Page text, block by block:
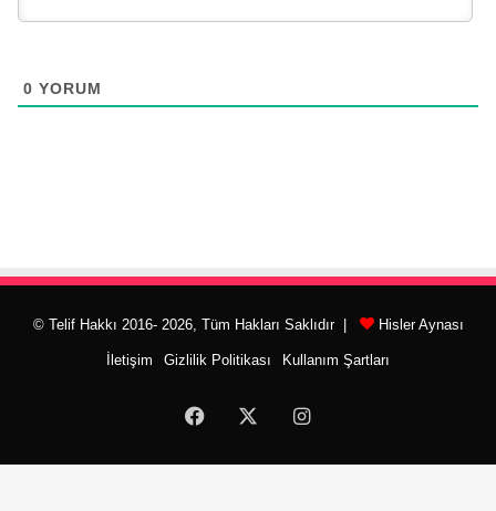
0 YORUM
© Telif Hakkı 2016- 2026, Tüm Hakları Saklıdır | Hisler Aynası
İletişim Gizlilik Politikası Kullanım Şartları
Facebook Instagram